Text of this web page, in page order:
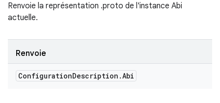
Renvoie la représentation .proto de l'instance Abi
actuelle.
Renvoie
ConfigurationDescription .Abi